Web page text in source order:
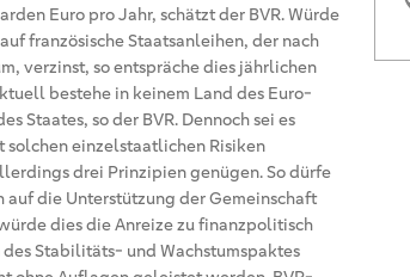
Euro pro Jahr, schätzt der BVR. Würde
französische Staatsanleihen, der nach
verzinst, so entspräche dies jährlichen
bestehe in keinem Land des Euro-
Staates, so der BVR. Dennoch sei es
einzelstaatlichen Risiken
drei Prinzipien genügen. So dürfe
auf die Unterstützung der Gemeinschaft
dies die Anreize zu finanzpolitisch
Stabilitäts- und Wachstumspaktes